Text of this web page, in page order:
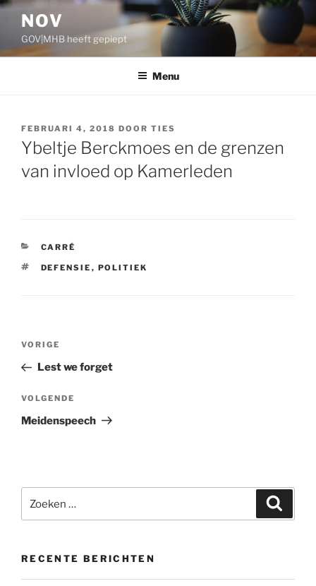
Ga
inhoud
NOV
GOV|MHB heeft gepiept
Menu
GEPLAATST
OP
FEBRUARI 4, 2018 DOOR TIES
Ybeltje Berckmoes en de grenzen
van invloed op Kamerleden
CATEGORIEËN
CARRÉ
TAGS
DEFENSIE , POLITIEK
Bericht
Vorig
bericht
VORIGE
Lest we forget
Volgend
bericht
VOLGENDE
Meidenspeech
naar:
RECENTE BERICHTEN